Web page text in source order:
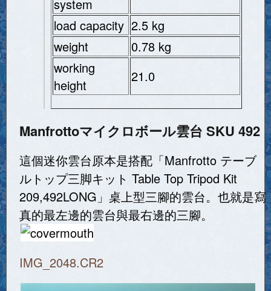
system
load capacity 2.5 kg
weight
0.78 kg
working
height
21.0
Manfrottoマイクロボール雲台 SKU 492
這個迷你雲台原本是搭配「Manfrotto テーブ
ルトップ三脚キット Table Top Tripod Kit
209,492LONG」桌上型三腳的雲台。也就是寫
真的最左邊的雲台與最右邊的三腳。
IMG_2048.CR2